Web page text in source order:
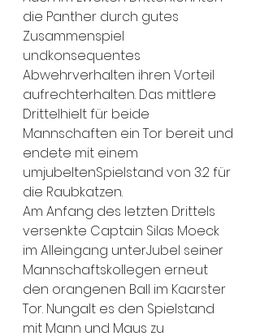
die Panther durch gutes
Zusammenspiel
undkonsequentes
Abwehrverhalten ihren Vorteil
aufrechterhalten. Das mittlere
Drittelhielt für beide
Mannschaften ein Tor bereit und
endete mit einem
umjubeltenSpielstand von 3:2 für
die Raubkatzen.
Am Anfang des letzten Drittels
versenkte Captain Silas Moeck
im Alleingang unterJubel seiner
Mannschaftskollegen erneut
den orangenen Ball im Kaarster
Tor. Nungalt es den Spielstand
mit Mann und Maus zu